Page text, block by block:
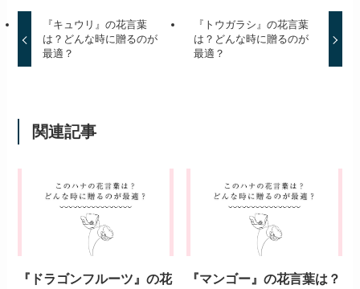
『キュウリ』の花言葉
は？どんな時に贈るのが
最適？
『トウガラシ』の花言葉
は？どんな時に贈るのが
最適？
関連記事
『ドラゴンフルーツ』の花
『マンゴー』の花言葉は？